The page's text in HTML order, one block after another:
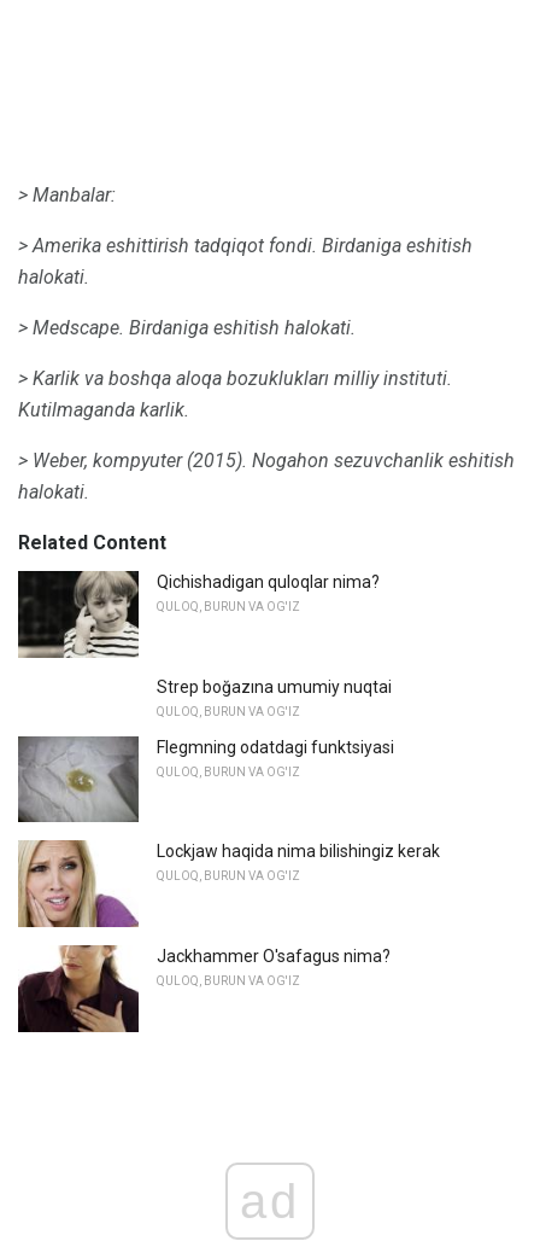
> Manbalar:
> Amerika eshittirish tadqiqot fondi. Birdaniga eshitish
halokati.
> Medscape. Birdaniga eshitish halokati.
> Karlik va boshqa aloqa bozuklukları milliy instituti.
Kutilmaganda karlik.
> Weber, kompyuter (2015). Nogahon sezuvchanlik eshitish
halokati.
Related Content
Qichishadigan quloqlar nima?
QULOQ, BURUN VA OG'IZ
Strep boğazına umumiy nuqtai
QULOQ, BURUN VA OG'IZ
Flegmning odatdagi funktsiyasi
QULOQ, BURUN VA OG'IZ
Lockjaw haqida nima bilishingiz kerak
QULOQ, BURUN VA OG'IZ
Jackhammer O'safagus nima?
QULOQ, BURUN VA OG'IZ
ad